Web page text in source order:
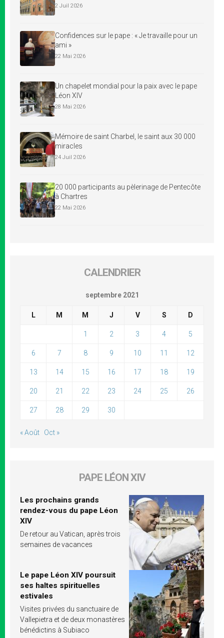
2 Juil 2026
Confidences sur le pape : « Je travaille pour un
ami »
22 Mai 2026
Un chapelet mondial pour la paix avec le pape
Léon XIV
28 Mai 2026
Mémoire de saint Charbel, le saint aux 30 000
miracles
24 Juil 2026
20 000 participants au pèlerinage de Pentecôte
à Chartres
22 Mai 2026
CALENDRIER
septembre 2021
L M M J V S D
1 2 3 4 5
6 7 8 9 10 11 12
13 14 15 16 17 18 19
20 21 22 23 24 25 26
27 28 29 30
« Août Oct »
PAPE LÉON XIV
Les prochains grands
rendez-vous du pape Léon
XIV
De retour au Vatican, après trois
semaines de vacances
Le pape Léon XIV poursuit
ses haltes spirituelles
estivales
Visites privées du sanctuaire de
Vallepietra et de deux monastères
bénédictins à Subiaco